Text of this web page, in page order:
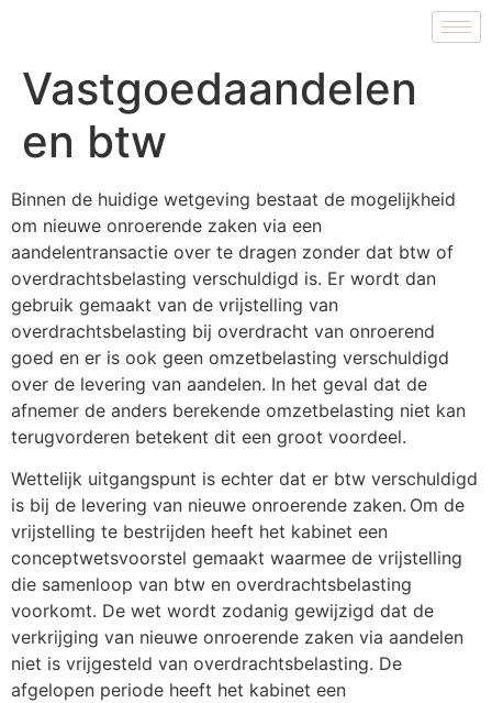
Vastgoedaandelen
en btw
Binnen de huidige wetgeving bestaat de mogelijkheid
om nieuwe onroerende zaken via een
aandelentransactie over te dragen zonder dat btw of
overdrachtsbelasting verschuldigd is. Er wordt dan
gebruik gemaakt van de vrijstelling van
overdrachtsbelasting bij overdracht van onroerend
goed en er is ook geen omzetbelasting verschuldigd
over de levering van aandelen. In het geval dat de
afnemer de anders berekende omzetbelasting niet kan
terugvorderen betekent dit een groot voordeel.
Wettelijk uitgangspunt is echter dat er btw verschuldigd
is bij de levering van nieuwe onroerende zaken. Om de
vrijstelling te bestrijden heeft het kabinet een
conceptwetsvoorstel gemaakt waarmee de vrijstelling
die samenloop van btw en overdrachtsbelasting
voorkomt. De wet wordt zodanig gewijzigd dat de
verkrijging van nieuwe onroerende zaken via aandelen
niet is vrijgesteld van overdrachtsbelasting. De
afgelopen periode heeft het kabinet een